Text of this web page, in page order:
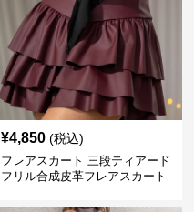
¥4,850 (税込)
フレアスカート 三段ティアード
フリル合成皮革フレアスカート